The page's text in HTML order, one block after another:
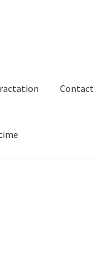
Contact